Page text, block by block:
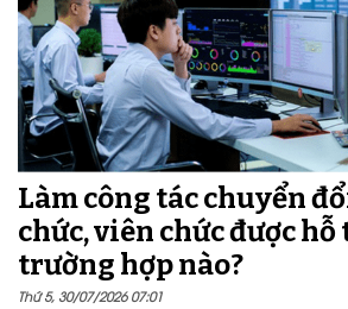
Làm công tác chuyển
chức, viên chức được
trường hợp nào?
Thứ 5, 30/07/2026 07:01